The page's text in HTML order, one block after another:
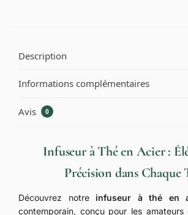
Description
Informations complémentaires
Avis 0
Infuseur à Thé en Acier :
Précision dans Chaque
Découvrez notre infuseur à thé en
contemporain, conçu pour les